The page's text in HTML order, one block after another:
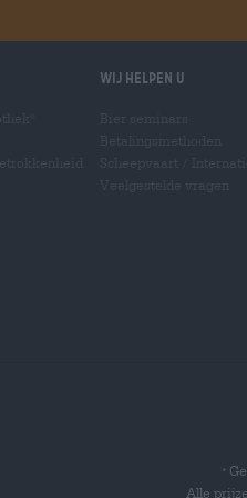
Wij helpen u
*
Alle